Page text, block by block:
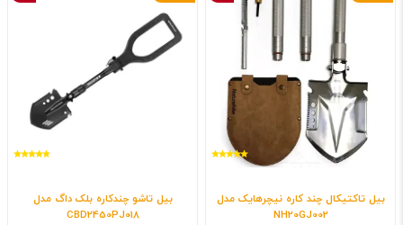
بیل تاکتیکال چند کاره نیچرهایک مدل
NH20GJ002
بیل تاشو چندکاره بلک داگ مدل
CBD2450PJ018